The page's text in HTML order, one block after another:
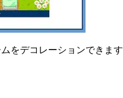
をデコレーションできます